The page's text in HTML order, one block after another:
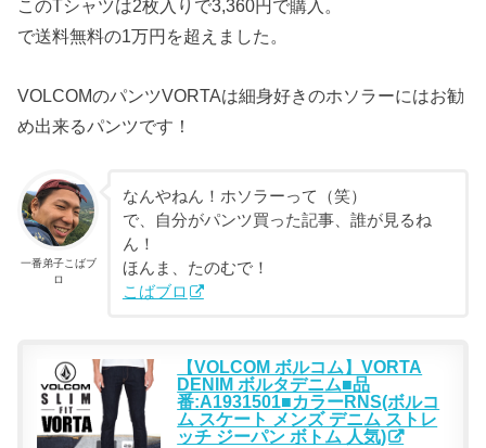
このTシャツは2枚入りで3,360円で購入。
で送料無料の1万円を超えました。
VOLCOMのパンツVORTAは細身好きのホソラーにはお勧
め出来るパンツです！
一番弟子こばブ
ロ
なんやねん！ホソラーって（笑）
で、自分がパンツ買った記事、誰が見るね
ん！
ほんま、たのむで！
こばブロ
【VOLCOM ボルコム】VORTA
DENIM ボルタデニム■品
番:A1931501■カラーRNS(ボルコ
ム スケート メンズ デニム ストレ
ッチ ジーパン ボトム 人気)